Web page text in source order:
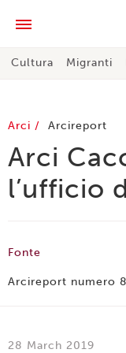
Cultura Migranti
Arci Arcireport
Arci
l’ufficio
Fonte
Arcireport numero
28 March 2019